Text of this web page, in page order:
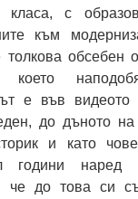
класа, с
към
толкова
което
е във видеото
до дъното на
и като
години наред
че до това си